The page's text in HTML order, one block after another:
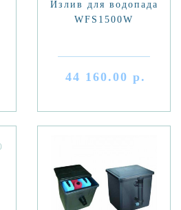
Излив для водопада
WFS1500W
44 160.00 р.